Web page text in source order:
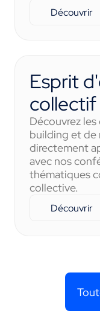
Découvrir
Esprit
collectif
Découvrez
building et de
directement
avec nos
thématiques
collective.
Découvrir